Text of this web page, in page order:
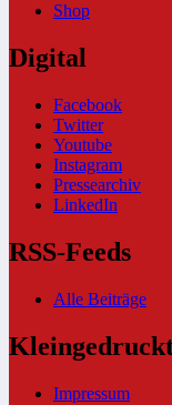
Shop
Digital
Facebook
Twitter
Youtube
Instagram
Pressearchiv
LinkedIn
RSS-Feeds
Alle Beiträge
Impressum